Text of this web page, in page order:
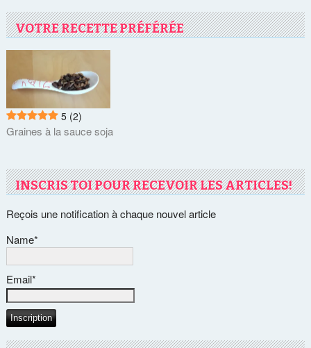
VOTRE RECETTE PRÉFÉRÉE
5 (2)
Graines à la sauce soja
INSCRIS TOI POUR RECEVOIR LES ARTICLES!
Reçois une notification à chaque nouvel article
Name*
Email*